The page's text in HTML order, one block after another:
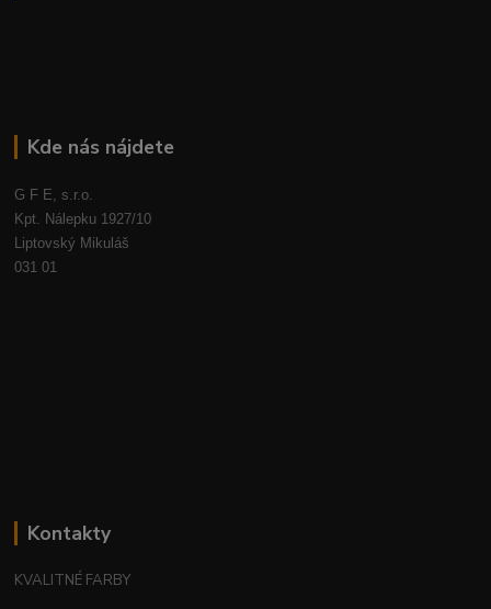
Kde nás nájdete
G F E, s.r.o.
Kpt. Nálepku 1927/10
Liptovský Mikuláš
031 01
Kontakty
KVALITNÉ FARBY